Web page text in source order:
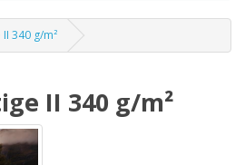
340 g/m²
II 340 g/m²